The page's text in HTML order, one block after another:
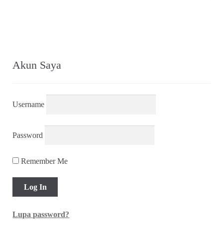
Akun Saya
Username
Password
Remember Me
Lupa password?